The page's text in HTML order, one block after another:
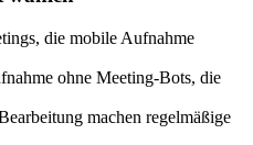
die mobile Aufnahme
ohne Meeting-Bots, die
machen regelmäßige